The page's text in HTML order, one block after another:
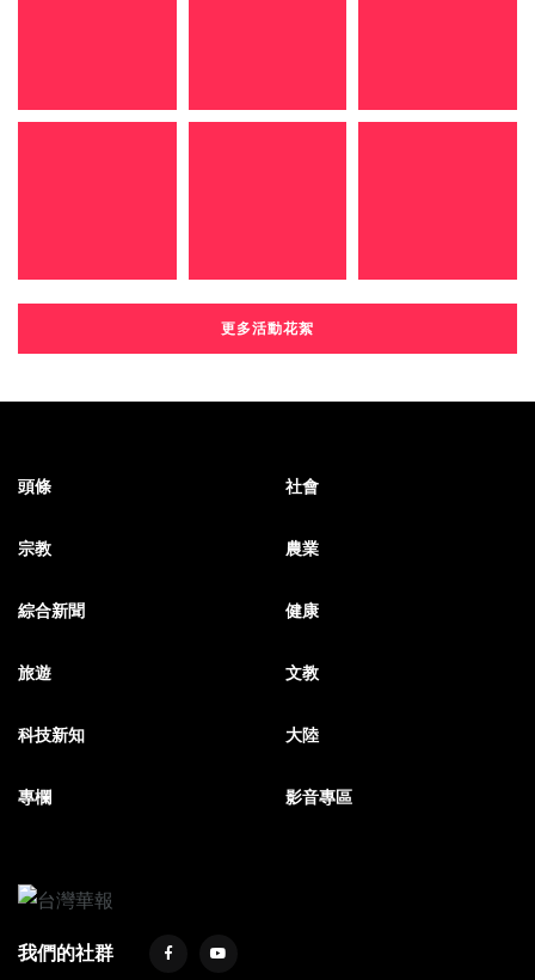
更多活動花絮
頭條 社會
宗教 農業
綜合新聞 健康
旅遊 文教
科技新知 大陸
專欄 影音專區
我們的社群